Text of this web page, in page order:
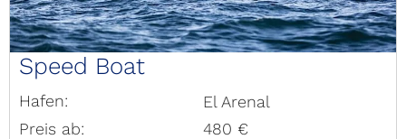
Speed Boat
Hafen:
El Arenal
Preis ab:
480 €